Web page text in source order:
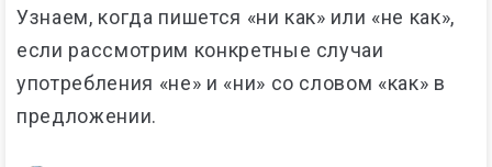
Узнаем, когда пишется «ни как» или «не как»,
если рассмотрим конкретные случаи
употребления «не» и «ни» со словом «как» в
предложении.